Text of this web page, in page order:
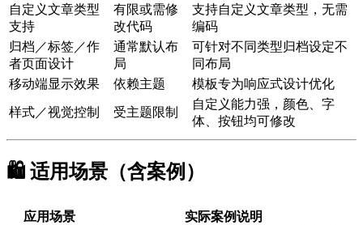
自定义文章类型
支持
有限或需修
改代码
支持自定义文章类型，无需
编码
归档／标签／作
者页面设计
通常默认布
局
可针对不同类型归档设定不
同布局
移动端显示效果
依赖主题 模板专为响应式设计优化
样式／视觉控制 受主题限制
自定义能力强，颜色、字
体、按钮均可修改
🛍️ 适用场景（含案例）
应用场景
实际案例说明